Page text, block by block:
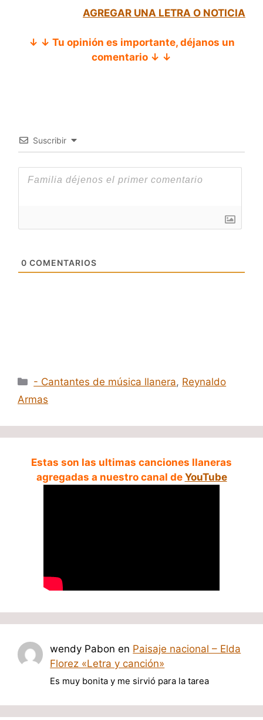
AGREGAR UNA LETRA O NOTICIA
↓ ↓ Tu opinión es importante, déjanos un
comentario ↓ ↓
Suscribir
0 COMENTARIOS
Categorías
- Cantantes de música llanera, Reynaldo
Armas
Estas son las ultimas canciones llaneras
agregadas a nuestro canal de YouTube
wendy Pabon en Paisaje nacional – Elda
Florez «Letra y canción»
Es muy bonita y me sirvió para la tarea